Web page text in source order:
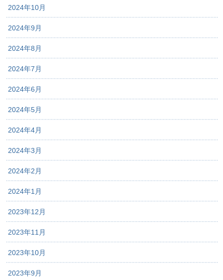
2024年10月
2024年9月
2024年8月
2024年7月
2024年6月
2024年5月
2024年4月
2024年3月
2024年2月
2024年1月
2023年12月
2023年11月
2023年10月
2023年9月